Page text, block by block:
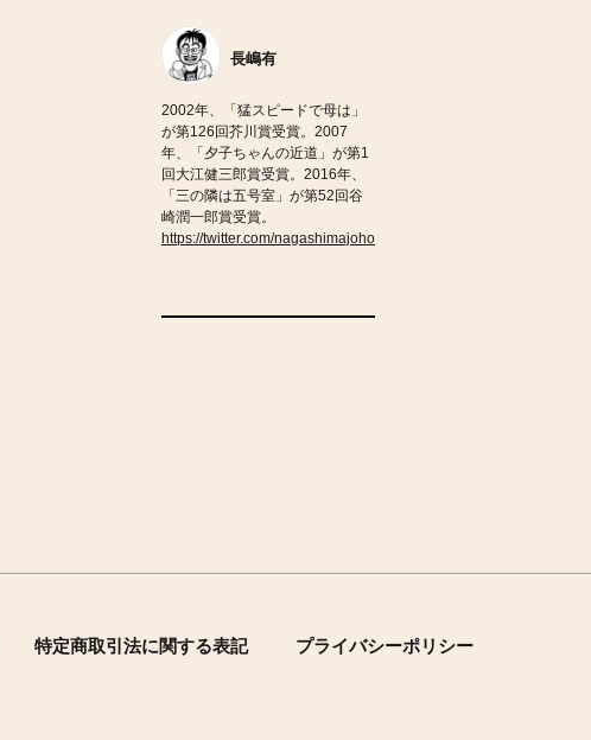
長嶋有
2002年、「猛スピードで母は」
が第126回芥川賞受賞。2007
年、「夕子ちゃんの近道」が第1
回大江健三郎賞受賞。2016年、
「三の隣は五号室」が第52回谷
崎潤一郎賞受賞。
https://twitter.com/nagashimajoho
特定商取引法に関する表記 プライバシーポリシー